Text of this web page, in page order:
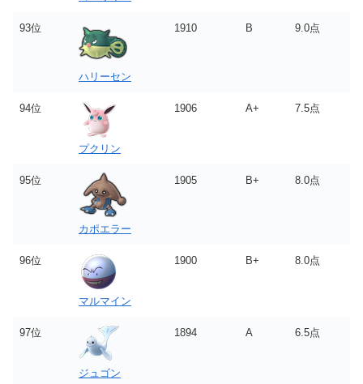
93位
ハリーセン
1910 B 9.0点
94位
プクリン
1906 A+ 7.5点
95位
カポエラー
1905 B+ 8.0点
96位
マルマイン
1900 B+ 8.0点
97位
ジュゴン
1894 A 6.5点